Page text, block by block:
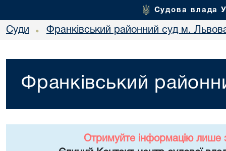
Судова влада
Суди • Франківський районний суд м.
Франківський
Отримуйте інформацію лише